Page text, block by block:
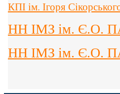
КПІ ім. Ігоря
НН ІМЗ ім. Є.О.
НН ІМЗ ім. Є.О.